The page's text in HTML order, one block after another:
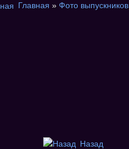
Главная » Фото выпускников
Назад